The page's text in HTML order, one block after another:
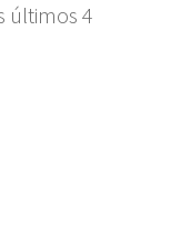
últimos 4